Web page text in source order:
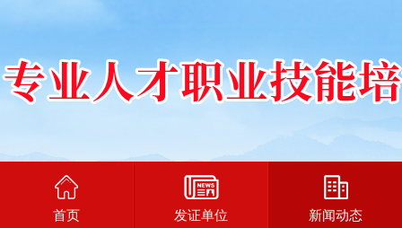
首页 发证单位 新闻动态